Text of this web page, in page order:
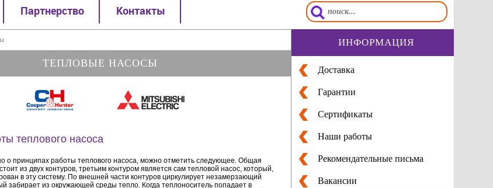
Партнерство Контакты
ТЕПЛОВЫЕ НАСОСЫ
теплового насоса
о принципах работы теплового насоса, можно отметить следующее. Общая
из двух контуров, третьим контуром является сам тепловой насос, который,
в эту систему. По внешней части контуров циркулирует незамерзающий
забирает из окружающей среды тепло. Когда теплоноситель попадает в
ИНФОРМАЦИЯ
Доставка
Гарантии
Сертификаты
Наши работы
Рекомендательные письма
Вакансии